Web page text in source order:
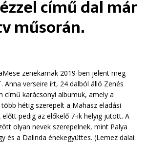
című dal már
műsorán.
zenekarnak 2019-ben jelent meg
Anna verseire írt, 24 dalból álló Zenés
című karácsonyi albumuk, amely a
hétig szerepelt a Mahasz eladási
pedig az előkelő 7-ik helyig jutott. A
olyan nevek szerepelnek, mint Palya
és a Dalinda énekegyüttes. (Lemez dalai: